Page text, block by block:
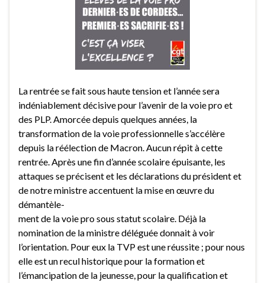
La rentrée se fait sous haute tension et l’année sera
indéniablement décisive pour l’avenir de la voie pro et
des PLP. Amorcée depuis quelques années, la
transformation de la voie professionnelle s’accélère
depuis la réélection de Macron. Aucun répit à cette
rentrée. Après une fin d’année scolaire épuisante, les
attaques se précisent et les déclarations du président et
de notre ministre accentuent la mise en œuvre du
démantèle-
ment de la voie pro sous statut scolaire. Déjà la
nomination de la ministre déléguée donnait à voir
l’orientation. Pour eux la TVP est une réussite ; pour nous
elle est un recul historique pour la formation et
l’émancipation de la jeunesse, pour la qualification et